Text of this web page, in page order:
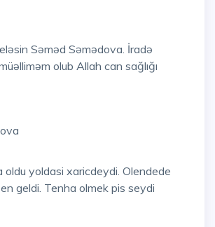
Səməd Səmədova. İradə
olub Allah can sağlığı
oldu yoldasi xaricdeydi. Olendede
geldi. Tenha olmek pis seydi